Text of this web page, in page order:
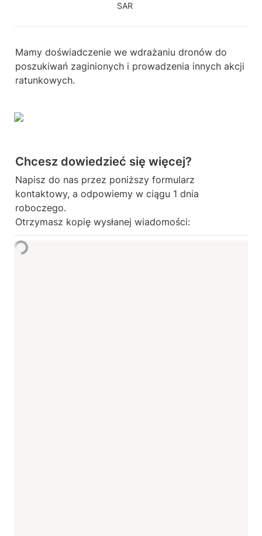
SAR
Mamy doświadczenie we wdrażaniu dronów do
poszukiwań zaginionych i prowadzenia innych akcji
ratunkowych.
Chcesz dowiedzieć się więcej?
Napisz do nas przez poniższy formularz
kontaktowy, a odpowiemy w ciągu 1 dnia
roboczego.
Otrzymasz kopię wysłanej wiadomości: